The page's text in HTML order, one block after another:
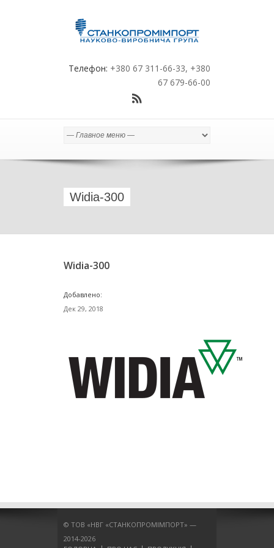
Телефон: +380 67 311-66-33, +380
67 679-66-00
Widia-300
Widia-300
Добавлено:
Дек 29, 2018
© ТОВ «НВГ «СТАНКОПРОМІМПОРТ» —
2014-2026